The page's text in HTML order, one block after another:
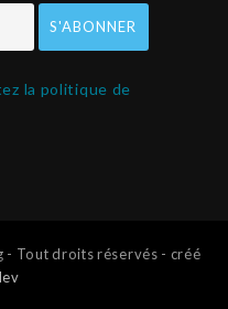
la politique de
Tout droits réservés - créé